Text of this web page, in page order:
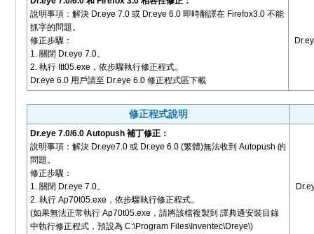
說明事項：解決 Dr.eye 7.0 或 Dr.eye 6.0 即時翻譯在 Firefox3.0 不能
抓字的問題。
修正步驟：
1. 關閉 Dr.eye 7.0。
2. 執行 Itt05.exe，依步驟執行修正程式。
Dr.eye 6.0 用戶請至 Dr.eye 6.0 修正程式區下載
修正程式說明
Dr.eye 7.0/6.0 Autopush 補丁修正：
說明事項：解決 Dr.eye7.0 或 Dr.eye 6.0 (繁體)無法收到 Autopush 的
問題。
修正步驟：
1. 關閉 Dr.eye 7.0。
2. 執行 Ap70t05.exe，依步驟執行修正程式。
(如果無法正常執行 Ap70t05.exe，請將該檔複製到 譯典通安裝目錄
中執行修正程式，預設為 C:\Program Files\Inventec\Dreye\)